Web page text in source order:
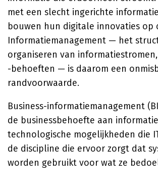
met een slecht ingerichte
bouwen hun digitale innovaties op
Informatiemanagement — het
organiseren van
-behoeften — is daarom een
randvoorwaarde.
Business-informatiemanagement
de businessbehoefte aan
technologische mogelijkheden die
de discipline die ervoor zorgt dat
worden gebruikt voor wat ze